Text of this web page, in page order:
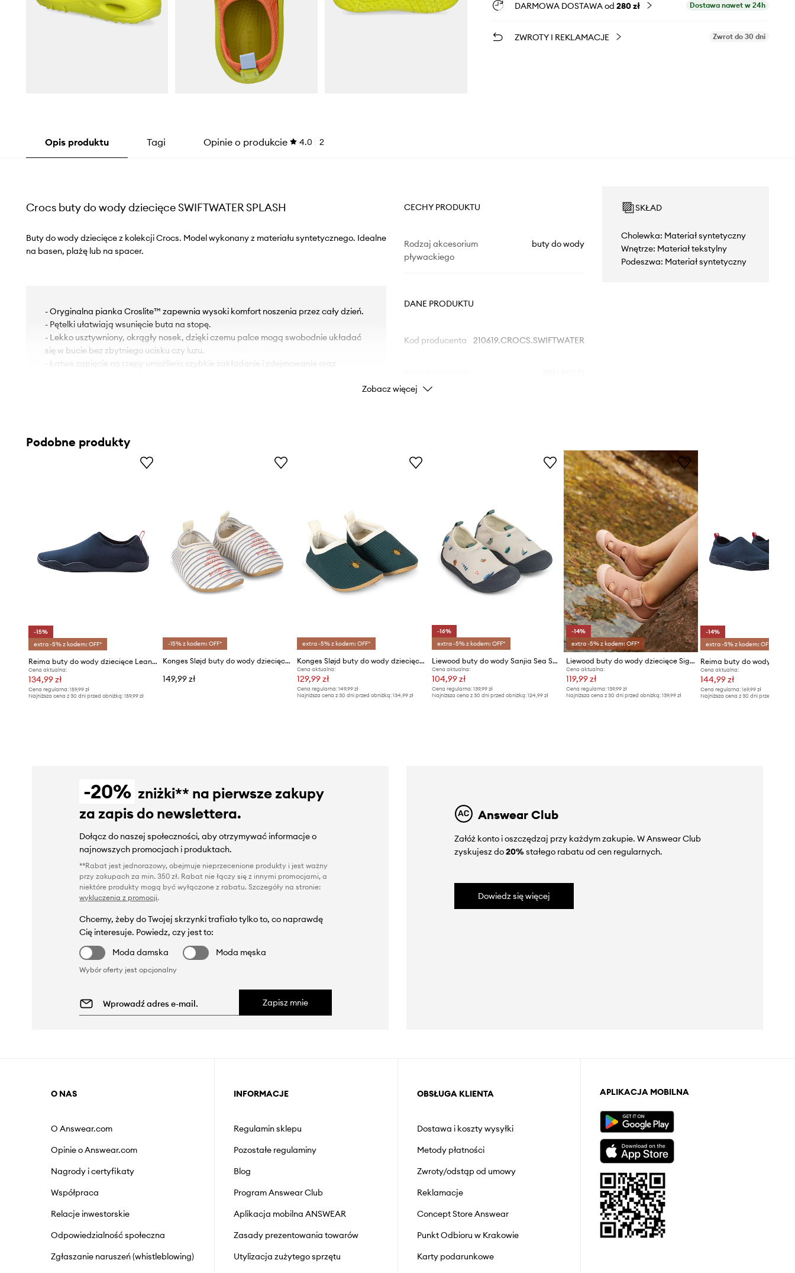
DARMOWA DOSTAWA od 280 zł Dostawa nawet w 24h
ZWROTY I REKLAMACJE Zwrot do 30 dni
Opis produktu Tagi Opinie o produkcie 4.0 2
Crocs buty do wody dziecięce SWIFTWATER SPLASH
Buty do wody dziecięce z kolekcji Crocs. Model wykonany z materiału syntetycznego. Idealne
na basen, plażę lub na spacer.
- Oryginalna pianka Croslite™ zapewnia wysoki komfort noszenia przez cały dzień.
- Pętelki ułatwiają wsunięcie buta na stopę.
- Lekko usztywniony, okrągły nosek, dzięki czemu palce mogą swobodnie układać
się w bucie bez zbytniego ucisku czy luzu.
- Łatwe zapięcie na rzepy umożliwia szybkie zakładanie i zdejmowanie oraz
CECHY PRODUKTU
Rodzaj akcesorium
pływackiego
buty do wody
DANE PRODUKTU
Kod producenta 210619.CROCS.SWIFTWATER
Producent
SKŁAD
Cholewka: Materiał syntetyczny
Wnętrze: Materiał tekstylny
Podeszwa: Materiał syntetyczny
Zobacz więcej
Podobne produkty
-15%
extra -5% z kodem: OFF*
Reima buty do wody dziecięce Lean UV 50+
Cena aktualna:
134,99 zł
Cena regularna: 159,99 zł
Najniższa cena z 30 dni przed obniżką: 159,99 zł
-15% z kodem: OFF*
Konges Sløjd buty do wody dziecięce ASTER SWIM SHOES
149,99 zł
extra -5% z kodem: OFF*
Konges Sløjd buty do wody dziecięce SAILOR SWIM SHOES
Cena aktualna:
129,99 zł
Cena regularna: 149,99 zł
Najniższa cena z 30 dni przed obniżką: 134,99 zł
-16%
extra -5% z kodem: OFF*
Liewood buty do wody Sanjia Sea Shoe
Cena aktualna:
104,99 zł
Cena regularna: 139,99 zł
Najniższa cena z 30 dni przed obniżką: 124,99 zł
-14%
extra -5% z kodem: OFF*
Liewood buty do wody dziecięce Sigurd Sea Shoe
Cena aktualna:
119,99 zł
Cena regularna:139,99 zł
Najniższa cena z 30 dni przed obniżką:139,99 zł
-14%
extra -5% z kodem: OFF*
Cena aktualna:
144,99 zł
Cena regularna: 169,99 zł
Najniższa cena z 30 dni przed obniżką:
-20% zniżki** na pierwsze zakupy
za zapis do newslettera.
Dołącz do naszej społeczności, aby otrzymywać informacje o
najnowszych promocjach i produktach.
**Rabat jest jednorazowy, obejmuje nieprzecenione produkty i jest ważny
przy zakupach za min. 350 zł. Rabat nie łączy się z innymi promocjami, a
niektóre produkty mogą być wyłączone z rabatu. Szczegóły na stronie:
wykluczenia z promocji.
Chcemy, żeby do Twojej skrzynki trafiało tylko to, co naprawdę
Cię interesuje. Powiedz, czy jest to:
Moda damska
Moda męska
Wybór oferty jest opcjonalny
Zapisz mnie
Answear Club
Załóż konto i oszczędzaj przy każdym zakupie. W Answear Club
zyskujesz do20%stałego rabatu od cen regularnych.
Dowiedz się więcej
O NAS
O Answear.com
Opinie o Answear.com
Nagrody i certyfikaty
Współpraca
Relacje inwestorskie
Odpowiedzialność społeczna
Zgłaszanie naruszeń (whistleblowing)
INFORMACJE
Regulamin sklepu
Pozostałe regulaminy
Blog
Program Answear Club
Aplikacja mobilna ANSWEAR
Zasady prezentowania towarów
Utylizacja zużytego sprzętu
OBSŁUGA KLIENTA
Dostawa i koszty wysyłki
Metody płatności
Zwroty/odstąp od umowy
Reklamacje
Concept Store Answear
Punkt Odbioru w Krakowie
Karty podarunkowe
APLIKACJA MOBILNA